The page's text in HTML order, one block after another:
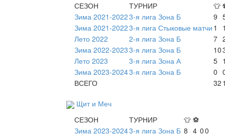
СЕЗОН
ТУРНИР 👕
Зима 2021-20223-я лига Зона Б 9
Зима 2021-20223-я лига Стыковые матчи 1 1
Лето 2022
2-я лига Зона Б 7
Зима 2022-20233-я лига Зона Б 10
Лето 2023
3-я лига Зона А 5 1
Зима 2023-20243-я лига Зона Б 0
ВСЕГО
32
Щит и Меч
СЕЗОН
ТУРНИР 👕 ⚽
Зима 2023-20243-я лига Зона Б 8 4 00